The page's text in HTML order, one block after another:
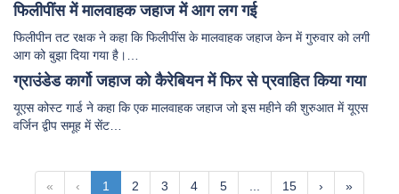
फिलीपींस में मालवाहक जहाज में आग लग गई
फिलीपीन तट रक्षक ने कहा कि फिलीपींस के मालवाहक जहाज केन में गुरुवार को लगी
आग को बुझा दिया गया है।…
ग्राउंडेड कार्गो जहाज को कैरेबियन में फिर से प्रवाहित किया गया
यूएस कोस्ट गार्ड ने कहा कि एक मालवाहक जहाज जो इस महीने की शुरुआत में यूएस
वर्जिन द्वीप समूह में सेंट…
« ‹ 1 2 3 4 5 15 › »